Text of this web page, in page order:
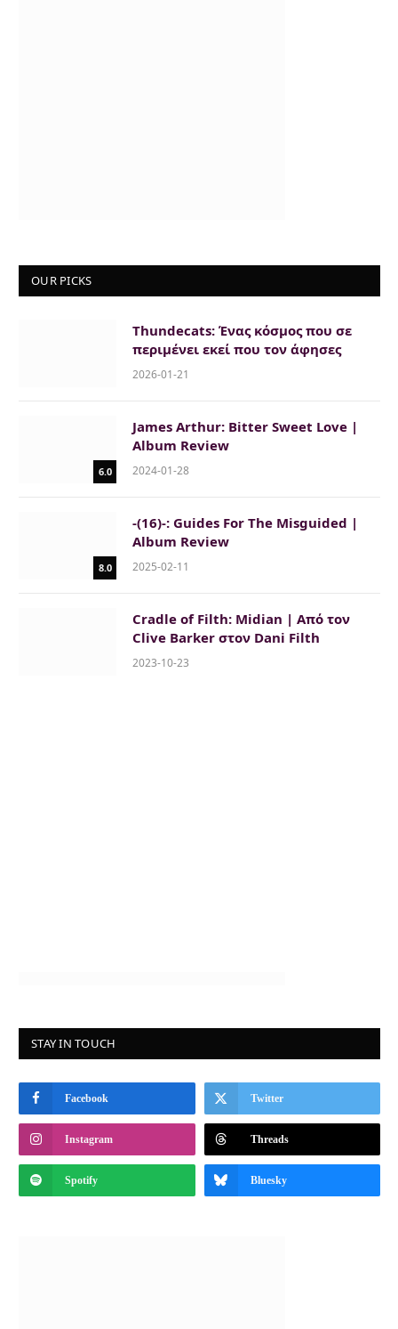
OUR PICKS
Thundecats: Ένας κόσμος που σε
περιμένει εκεί που τον άφησες
2026-01-21
6.0
James Arthur: Bitter Sweet Love |
Album Review
2024-01-28
8.0
-(16)-: Guides For The Misguided |
Album Review
2025-02-11
Cradle of Filth: Midian | Από τον
Clive Barker στον Dani Filth
2023-10-23
STAY IN TOUCH
Facebook Twitter
Instagram Threads
Spotify Bluesky